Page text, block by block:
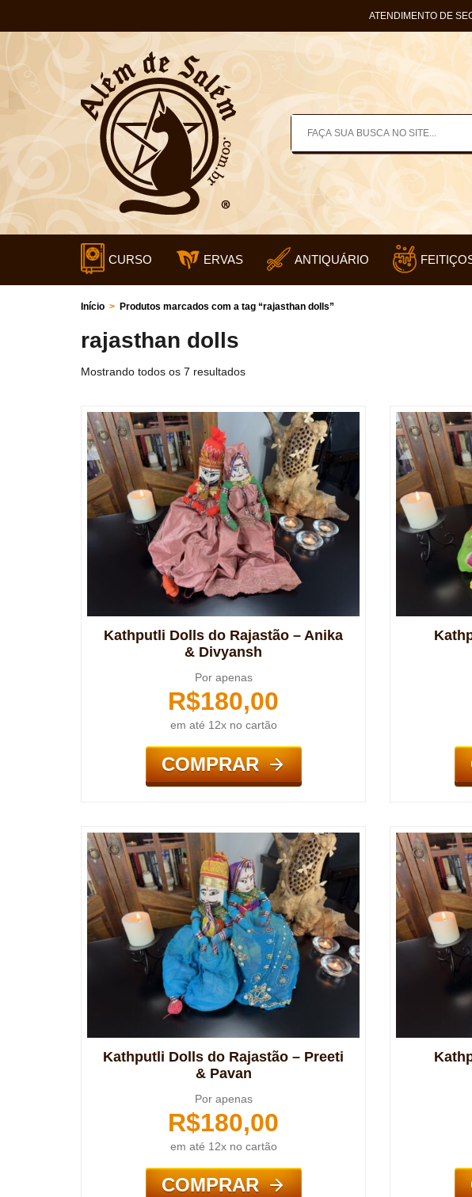
ATENDIMENTO DE
CURSO ERVAS ANTIQUÁRIO
Início > Produtos marcados com a tag “rajasthan dolls”
rajasthan dolls
Mostrando todos os 7 resultados
Kathputli Dolls do Rajastão – Anika
& Divyansh
Por apenas
R$180,00
em até 12x no cartão
COMPRAR
Kathputli Dolls do Rajastão – Preeti
& Pavan
Por apenas
R$180,00
em até 12x no cartão
COMPRAR